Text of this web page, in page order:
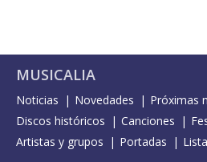
MUSICALIA
Noticias Novedades
Próximas
Discos históricos
Canciones
Artistas y grupos
Portadas